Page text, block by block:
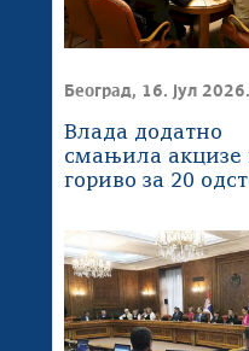
Београд, 16. јул 2026.
Влада додатно
смањила акцизе
гориво за 20